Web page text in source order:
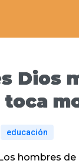
Dios
educación
Los hombres